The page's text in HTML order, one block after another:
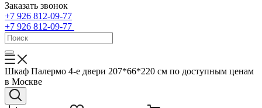
Заказать звонок
+7 926 812-09-77
+7 926 812-09-77
Шкаф Палермо 4-е двери 207*66*220 см по доступным ценам
в Москве